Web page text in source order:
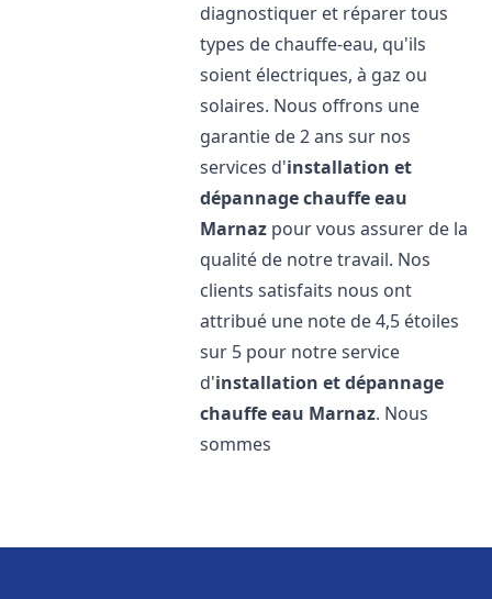
diagnostiquer et réparer tous
types de chauffe-eau, qu'ils
soient électriques, à gaz ou
solaires. Nous offrons une
garantie de 2 ans sur nos
services d'installation et
dépannage chauffe eau
Marnaz pour vous assurer de la
qualité de notre travail. Nos
clients satisfaits nous ont
attribué une note de 4,5 étoiles
sur 5 pour notre service
d'installation et dépannage
chauffe eau Marnaz. Nous
sommes